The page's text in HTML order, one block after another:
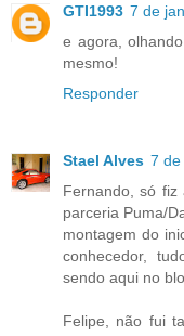
GTI1993 7 de
e agora,
mesmo!
Responder
Stael Alves 7 de
Fernando, só
parceria Puma/
montagem do
conhecedor,
sendo aqui no
Felipe, não fui